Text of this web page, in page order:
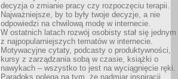
decyzja o zmianie pracy czy rozpoczęciu terapii.
Najważniejsze, by to były twoje decyzje, a nie
odpowiedzi na chwilową modę w internecie.
W ostatnich latach rozwój osobisty stał się jednym
z najpopularniejszych tematów w internecie.
Motywacyjne cytaty, podcasty o produktywności,
kursy z zarządzania sobą w czasie, książki o
nawykach – wszystko to jest na wyciągnięcie ręki.
Paradoks polega na tym, że nadmiar inspiracji